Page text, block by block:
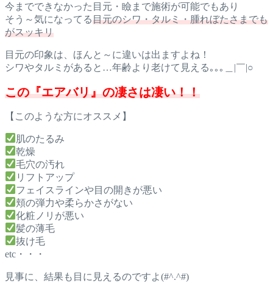
今までできなかった目元・瞼まで施術が可能でもあり
そう～気になってる目元のシワ・タルミ・腫れぼたさまでも
がスッキリ
目元の印象は、ほんと～に違いは出ますよね！
シワやタルミがあると…年齢より老けて見える｡｡｡＿|￣|○
この『エアバリ』の凄さは凄い！！
【このような方にオススメ】
肌のたるみ
乾燥
毛穴の汚れ
リフトアップ
フェイスラインや目の開きが悪い
頬の弾力や柔らかさがない
化粧ノリが悪い
髪の薄毛
抜け毛
etc・・・
見事に、結果も目に見えるのですよ(#^.^#)